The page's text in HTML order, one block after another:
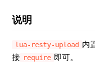
说明
lua-resty-upload 内
接 require 即可。